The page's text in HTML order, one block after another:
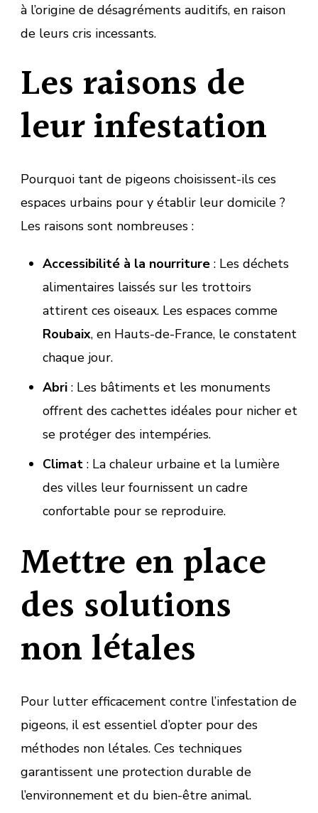
à l’origine de désagréments auditifs, en raison
de leurs cris incessants.
Les raisons de
leur infestation
Pourquoi tant de pigeons choisissent-ils ces
espaces urbains pour y établir leur domicile ?
Les raisons sont nombreuses :
Accessibilité à la nourriture: Les déchets
alimentaires laissés sur les trottoirs
attirent ces oiseaux. Les espaces comme
Roubaix, en Hauts-de-France, le constatent
chaque jour.
Abri: Les bâtiments et les monuments
offrent des cachettes idéales pour nicher et
se protéger des intempéries.
Climat: La chaleur urbaine et la lumière
des villes leur fournissent un cadre
confortable pour se reproduire.
Mettre en place
des solutions
non létales
Pour lutter efficacement contre l’infestation de
pigeons, il est essentiel d’opter pour des
méthodes non létales. Ces techniques
garantissent une protection durable de
l’environnement et du bien-être animal.